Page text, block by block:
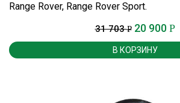
Range Rover, Range Rover Sport.
31 703Р 20 900 Р
В КОРЗИНУ